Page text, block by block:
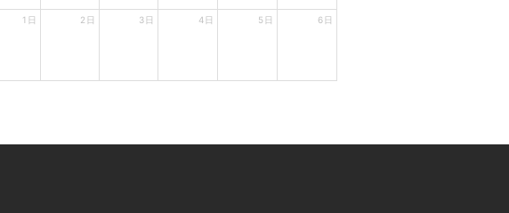
1日 2日 3日 4日 5日 6日